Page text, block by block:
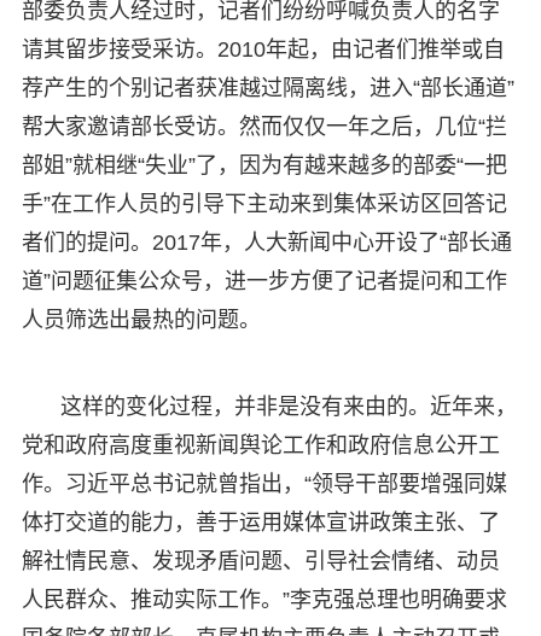
部委负责人经过时，记者们纷纷呼喊负责人的名字
请其留步接受采访。2010年起，由记者们推举或自
荐产生的个别记者获准越过隔离线，进入“部长通道”
帮大家邀请部长受访。然而仅仅一年之后，几位“拦
部姐”就相继“失业”了，因为有越来越多的部委“一把
手”在工作人员的引导下主动来到集体采访区回答记
者们的提问。2017年，人大新闻中心开设了“部长通
道”问题征集公众号，进一步方便了记者提问和工作
人员筛选出最热的问题。
这样的变化过程，并非是没有来由的。近年来，
党和政府高度重视新闻舆论工作和政府信息公开工
作。习近平总书记就曾指出，“领导干部要增强同媒
体打交道的能力，善于运用媒体宣讲政策主张、了
解社情民意、发现矛盾问题、引导社会情绪、动员
人民群众、推动实际工作。”李克强总理也明确要求